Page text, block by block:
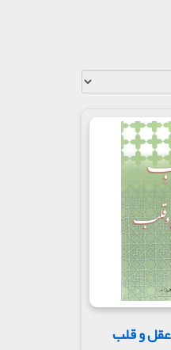
و قلب